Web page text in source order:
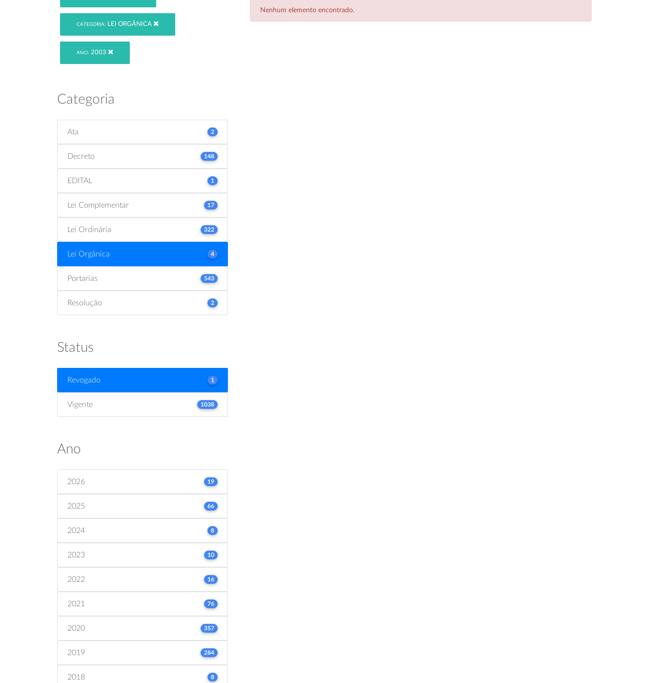
CATEGORIA: LEI ORGÂNICA
ANO: 2003
Categoria
Ata 2
Decreto 148
EDITAL 1
Lei Complementar 17
Lei Ordinária 322
Lei Orgânica 4
Portarias 543
Resolução 2
Status
Revogado 1
Vigente 1038
Ano
2026 19
2025 66
2024 8
2023 10
2022 16
2021 76
2020 357
2019 284
2018 8
Nenhum elemento encontrado.